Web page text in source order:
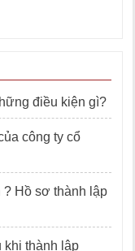
điều kiện gì?
công ty cổ
? Hồ sơ thành lập
khi thành lập